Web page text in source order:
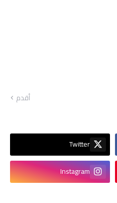
أقدم
Twitter
Instagram